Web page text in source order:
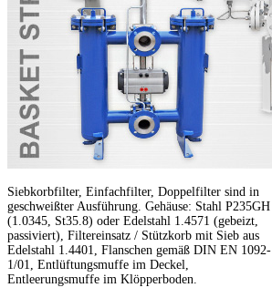
Siebkorbfilter, Einfachfilter, Doppelfilter sind in
geschweißter Ausführung. Gehäuse: Stahl P235GH
(1.0345, St35.8) oder Edelstahl 1.4571 (gebeizt,
passiviert), Filtereinsatz / Stützkorb mit Sieb aus
Edelstahl 1.4401, Flanschen gemäß DIN EN 1092-
1/01, Entlüftungsmuffe im Deckel,
Entleerungsmuffe im Klöpperboden.